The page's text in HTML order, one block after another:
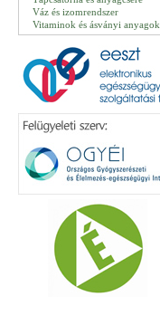
Váz és izomrendszer
Vitaminok és ásványi anyagok